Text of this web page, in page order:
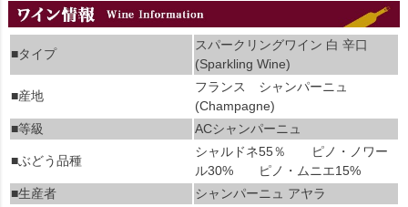
■タイプ
スパークリングワイン 白 辛口
(Sparkling Wine)
■産地
フランス シャンパーニュ
(Champagne)
■等級
ACシャンパーニュ
■ぶどう品種
シャルドネ55％ ピノ・ノワー
ル30% ピノ・ムニエ15%
■生産者
シャンパーニュ アヤラ